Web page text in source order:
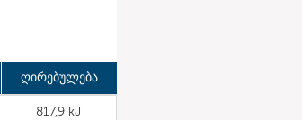
ღირებულება
817,9 kJ